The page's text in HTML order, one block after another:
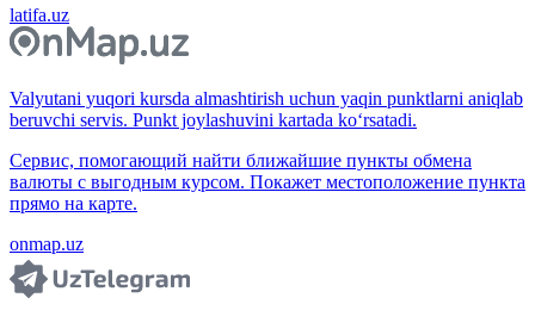
latifa.uz
Valyutani yuqori kursda almashtirish uchun yaqin punktlarni aniqlab
beruvchi servis. Punkt joylashuvini kartada ko‘rsatadi.
Сервис, помогающий найти ближайшие пункты обмена
валюты с выгодным курсом. Покажет местоположение пункта
прямо на карте.
onmap.uz